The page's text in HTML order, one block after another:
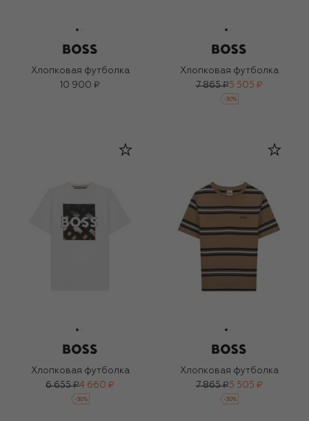
Хлопковая футболка
10 900 ₽
Хлопковая футболка
7 865 ₽5 505 ₽
-30%
Хлопковая футболка
6 655 ₽4 660 ₽
-30%
Хлопковая футболка
7 865 ₽5 505 ₽
-30%